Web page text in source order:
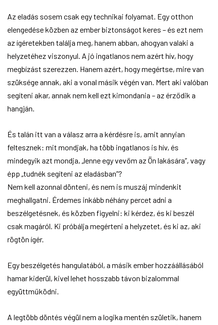
Az eladás sosem csak egy technikai folyamat. Egy otthon
elengedése közben az ember biztonságot keres – és ezt nem
az ígéretekben találja meg, hanem abban, ahogyan valaki a
helyzetéhez viszonyul. A jó ingatlanos nem azért hív, hogy
megbízást szerezzen. Hanem azért, hogy megértse, mire van
szüksége annak, aki a vonal másik végén van. Mert aki valóban
segíteni akar, annak nem kell ezt kimondania – az érződik a
hangján.
És talán itt van a válasz arra a kérdésre is, amit annyian
feltesznek: mit mondjak, ha több ingatlanos is hív, és
mindegyik azt mondja, „lenne egy vevőm az Ön lakására”, vagy
épp „tudnék segíteni az eladásban”?
Nem kell azonnal dönteni, és nem is muszáj mindenkit
meghallgatni. Érdemes inkább néhány percet adni a
beszélgetésnek, és közben figyelni: ki kérdez, és ki beszél
csak magáról. Ki próbálja megérteni a helyzetet, és ki az, aki
rögtön ígér.
Egy beszélgetés hangulatából, a másik ember hozzáállásából
hamar kiderül, kivel lehet hosszabb távon bizalommal
együttműködni.
A legtöbb döntés végül nem a logika mentén születik, hanem